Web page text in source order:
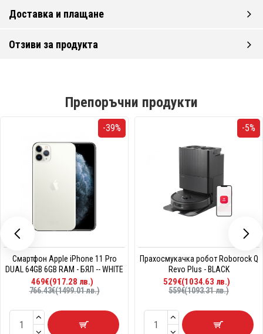
Доставка и плащане
Отзиви за продукта
Препоръчни продукти
-39%
Смартфон Apple iPhone 11 Pro
DUAL 64GB 6GB RAM - БЯЛ -- WHITE
469€(917.28 лв.)
766.43€(1499.01 лв.)
-5%
Прахосмукачка робот Roborock Q
Revo Plus - BLACK
529€(1034.63 лв.)
559€(1093.31 лв.)